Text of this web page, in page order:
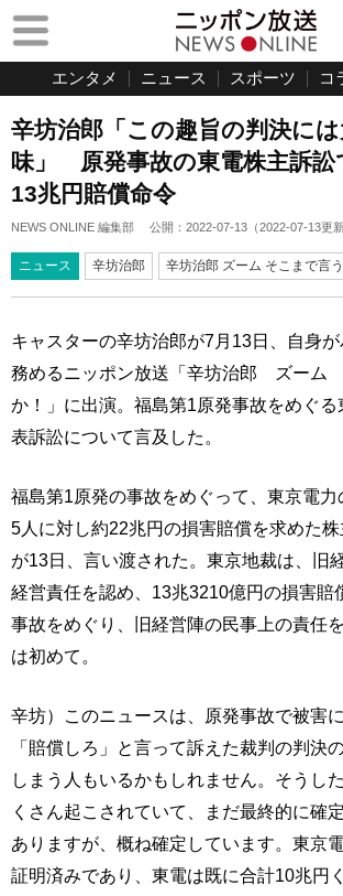
エンタメ ニュース スポーツ コ
辛坊治郎「この趣旨の判決に
味」 原発事故の東電株主訴訟
13兆円賠償命令
NEWS ONLINE 編集部 公開： 2022-07-13 （2022-07-13更新
ニュース 辛坊治郎 辛坊治郎 ズーム そこまで言う
キャスターの辛坊治郎が7月13日、自身
務めるニッポン放送「辛坊治郎 ズーム
か！」に出演。福島第1原発事故をめぐ
表訴訟について言及した。
福島第1原発の事故をめぐって、東京電
5人に対し約22兆円の損害賠償を求めた
が13日、言い渡された。東京地裁は、旧
経営責任を認め、13兆3210億円の損害賠
事故をめぐり、旧経営陣の民事上の責任
は初めて。
辛坊）このニュースは、原発事故で被害
「賠償しろ」と言って訴えた裁判の判決
しまう人もいるかもしれません。そうし
くさん起こされていて、まだ最終的に確
ありますが、概ね確定しています。東京
証明済みであり、東電は既に合計10兆円